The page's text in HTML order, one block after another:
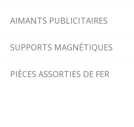
AIMANTS PUBLICITAIRES
SUPPORTS MAGNÉTIQUES
PIÈCES ASSORTIES DE FER